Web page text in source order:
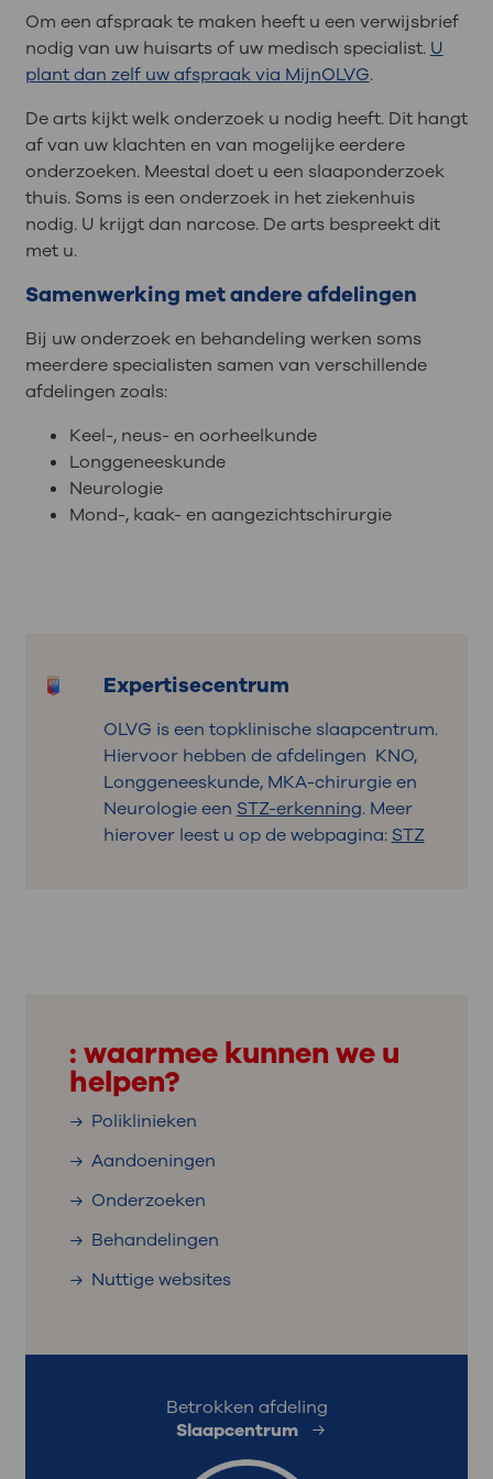
Om een afspraak te maken heeft u een verwijsbrief
nodig van uw huisarts of uw medisch specialist. U
plant dan zelf uw afspraak via MijnOLVG.
De arts kijkt welk onderzoek u nodig heeft. Dit hangt
af van uw klachten en van mogelijke eerdere
onderzoeken. Meestal doet u een slaaponderzoek
thuis. Soms is een onderzoek in het ziekenhuis
nodig. U krijgt dan narcose. De arts bespreekt dit
met u.
Samenwerking met andere afdelingen
Bij uw onderzoek en behandeling werken soms
meerdere specialisten samen van verschillende
afdelingen zoals:
Keel-, neus- en oorheelkunde
Longgeneeskunde
Neurologie
Mond-, kaak- en aangezichtschirurgie
Expertisecentrum
OLVG is een topklinische slaapcentrum.
Hiervoor hebben de afdelingen KNO,
Longgeneeskunde, MKA-chirurgie en
Neurologie een STZ-erkenning. Meer
hierover leest u op de webpagina: STZ
: waarmee kunnen we u
helpen?
Poliklinieken
Aandoeningen
Onderzoeken
Behandelingen
Nuttige websites
Betrokken afdeling
Slaapcentrum